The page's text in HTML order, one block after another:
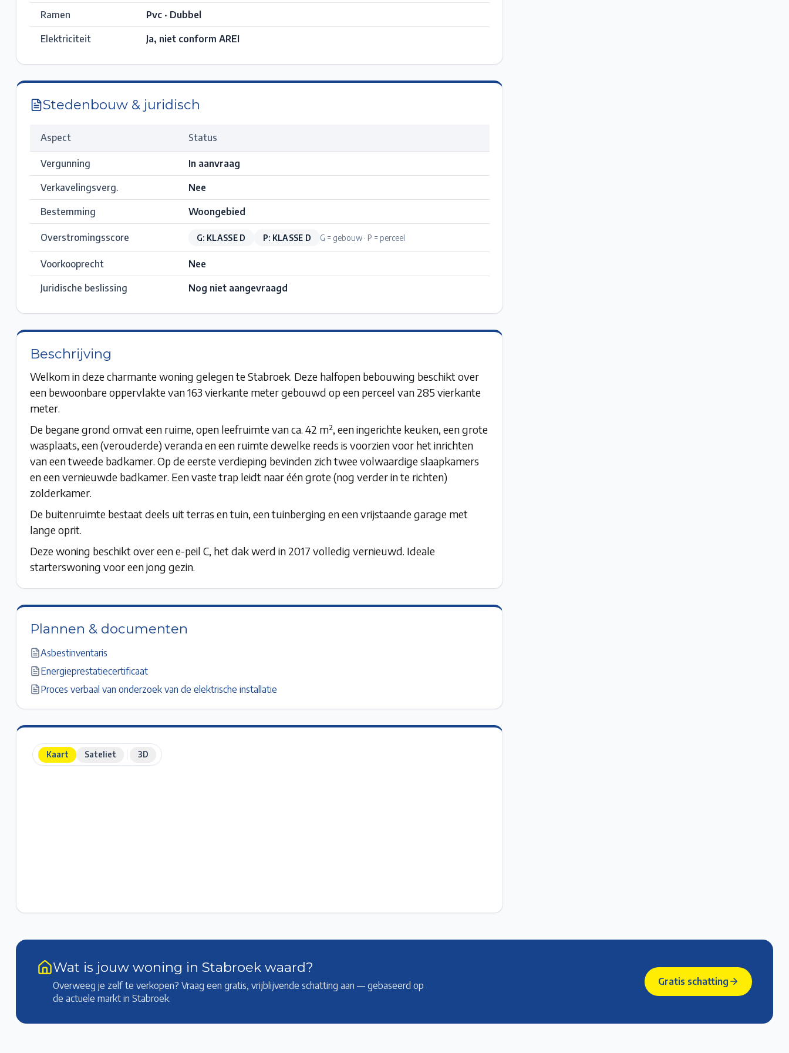
Ramen Pvc · Dubbel
Elektriciteit Ja, niet conform AREI
Stedenbouw & juridisch
Aspect Status
Vergunning In aanvraag
Verkavelingsverg. Nee
Bestemming Woongebied
Overstromingsscore G: KLASSE D P: KLASSE D G = gebouw · P = perceel
Voorkooprecht Nee
Juridische beslissing Nog niet aangevraagd
Beschrijving
Welkom in deze charmante woning gelegen te Stabroek. Deze halfopen bebouwing beschikt over
een bewoonbare oppervlakte van 163 vierkante meter gebouwd op een perceel van 285 vierkante
meter.
De begane grond omvat een ruime, open leefruimte van ca. 42 m², een ingerichte keuken, een grote
wasplaats, een (verouderde) veranda en een ruimte dewelke reeds is voorzien voor het inrichten
van een tweede badkamer. Op de eerste verdieping bevinden zich twee volwaardige slaapkamers
en een vernieuwde badkamer. Een vaste trap leidt naar één grote (nog verder in te richten)
zolderkamer.
De buitenruimte bestaat deels uit terras en tuin, een tuinberging en een vrijstaande garage met
lange oprit.
Deze woning beschikt over een e-peil C, het dak werd in 2017 volledig vernieuwd. Ideale
starterswoning voor een jong gezin.
Plannen & documenten
Asbestinventaris
Energieprestatiecertificaat
Proces verbaal van onderzoek van de elektrische installatie
Kaart Sateliet 3D
Wat is jouw woning in Stabroek waard?
Overweeg je zelf te verkopen? Vraag een gratis, vrijblijvende schatting aan — gebaseerd op
de actuele markt in Stabroek.
Gratis schatting